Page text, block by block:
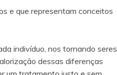
e que representam conceitos
indivíduo, nos tornando seres
dessas diferenças